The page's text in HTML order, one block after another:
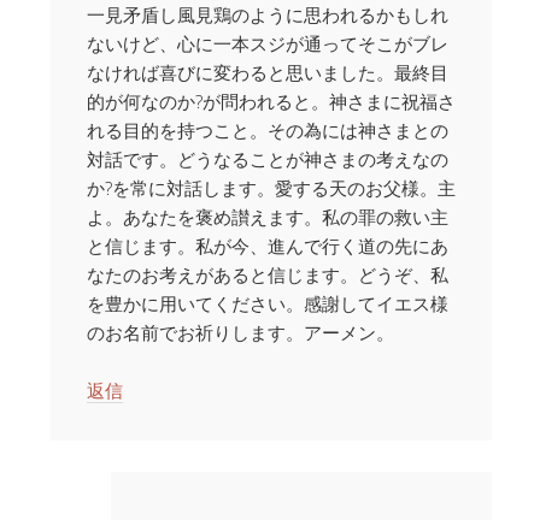
一見矛盾し風見鶏のように思われるかもしれ
ないけど、心に一本スジが通ってそこがブレ
なければ喜びに変わると思いました。最終目
的が何なのか?が問われると。神さまに祝福さ
れる目的を持つこと。その為には神さまとの
対話です。どうなることが神さまの考えなの
か?を常に対話します。愛する天のお父様。主
よ。あなたを褒め讃えます。私の罪の救い主
と信じます。私が今、進んで行く道の先にあ
なたのお考えがあると信じます。どうぞ、私
を豊かに用いてください。感謝してイエス様
のお名前でお祈りします。アーメン。
返信